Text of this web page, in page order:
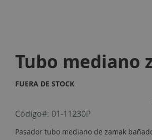
the
beginning
of
the
gallery
Tubo mediano
FUERA DE STOCK
Código 01-11230P
Pasador tubo mediano de zamak